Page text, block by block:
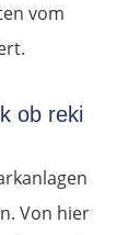
vom
ob reki
Von hier